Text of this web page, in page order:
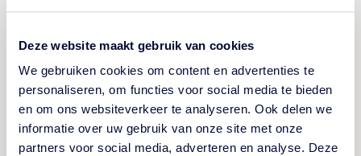
Deze website maakt gebruik van cookies
We gebruiken cookies om content en advertenties te
personaliseren, om functies voor social media te bieden
en om ons websiteverkeer te analyseren. Ook delen we
informatie over uw gebruik van onze site met onze
partners voor social media, adverteren en analyse. Deze
Onze jubilarissen van 2025
Dit jaar vierden we bij Kasteel De Vanenburg een
prachtig aantal jubilea. Christina, Jolyne, Rina, Wouter
en Jacqueline . Of het nu 5 of 25 jaar is, met veel
passie en toewijding zetten deze collega's zich in